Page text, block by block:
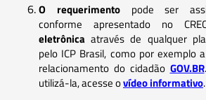
O requerimentopode ser
conforme apresentado no
eletrônica através de qualquer
pelo ICP Brasil, como por exemplo
relacionamento do cidadão GOV.BR
utilizá-la, acesse ovídeo informativo.